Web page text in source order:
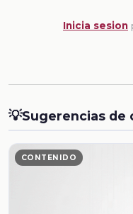
Inicia sesion
💡Sugerencias de
CONTENIDO